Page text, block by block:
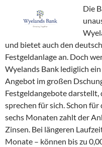
Die
und bietet auch den
Festgeldanlage an. Doch
Wyelands Bank lediglich
Angebot im großen
Festgeldangebote
sprechen für sich. Schon
sechs Monaten zahlt der
Zinsen. Bei längeren
Monate – können bis zu